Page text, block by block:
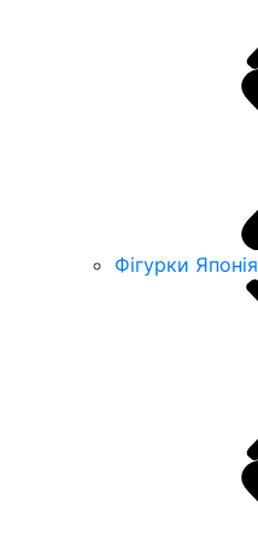
Фігурки Японія